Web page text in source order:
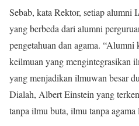
Sebab, kata Rektor, setiap
yang berbeda dari alumni
pengetahuan dan agama.
keilmuan yang mengintegrasikan
yang menjadikan ilmuwan besar
Dialah, Albert Einstein yang
tanpa ilmu buta, ilmu tanpa agama